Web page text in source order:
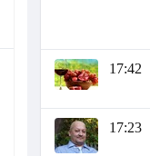
17:42
17:23